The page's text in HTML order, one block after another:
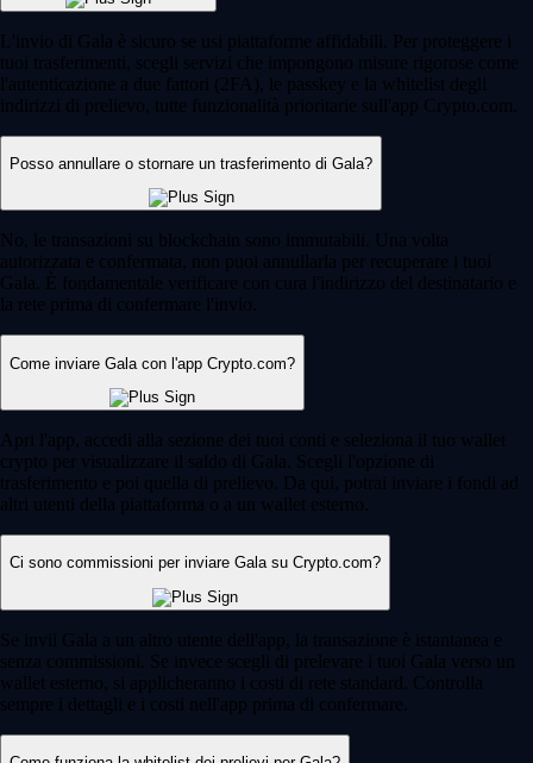
L'invio di Gala è sicuro se usi piattaforme affidabili. Per proteggere i
tuoi trasferimenti, scegli servizi che impongono misure rigorose come
l'autenticazione a due fattori (2FA), le passkey e la whitelist degli
indirizzi di prelievo, tutte funzionalità prioritarie sull'app Crypto.com.
Posso annullare o stornare un trasferimento di Gala?
No, le transazioni su blockchain sono immutabili. Una volta
autorizzata e confermata, non puoi annullarla per recuperare i tuoi
Gala. È fondamentale verificare con cura l'indirizzo del destinatario e
la rete prima di confermare l'invio.
Come inviare Gala con l'app Crypto.com?
Apri l'app, accedi alla sezione dei tuoi conti e seleziona il tuo wallet
crypto per visualizzare il saldo di Gala. Scegli l'opzione di
trasferimento e poi quella di prelievo. Da qui, potrai inviare i fondi ad
altri utenti della piattaforma o a un wallet esterno.
Ci sono commissioni per inviare Gala su Crypto.com?
Se invii Gala a un altro utente dell'app, la transazione è istantanea e
senza commissioni. Se invece scegli di prelevare i tuoi Gala verso un
wallet esterno, si applicheranno i costi di rete standard. Controlla
sempre i dettagli e i costi nell'app prima di confermare.